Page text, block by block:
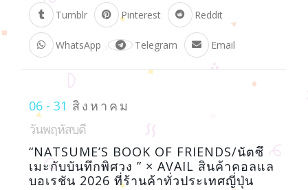
Tumblr Pinterest Reddit
WhatsApp Telegram Email
06 - 31 สิงหาคม
วันพฤหัสบดี
“NATSUME’S BOOK OF FRIENDS/นัตซึ
เมะกับบันทึกพิศวง ” × AVAIL สินค้าคอลแล
บอเรชัน 2026 ที่ร้านค้าทั่วประเทศญี่ปุ่น